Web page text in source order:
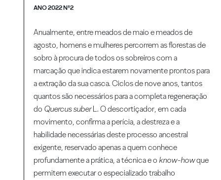
ANO 2022 Nº2
Anualmente, entre meados de maio e meados de
agosto, homens e mulheres percorrem as florestas de
sobro à procura de todos os sobreiros com a
marcação que indica estarem novamente prontos para
a extração da sua casca. Ciclos de nove anos, tantos
quantos são necessários para a completa regeneração
do Quercus suberL. O descortiçador, em cada
movimento, confirma a perícia, a destreza e a
habilidade necessárias deste processo ancestral
exigente, reservado apenas a quem conhece
profundamente a prática, a técnica e o know-howque
permitem executar o especializado trabalho